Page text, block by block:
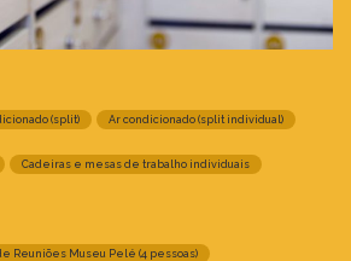
(split) Ar condicionado (split individual)
Cadeiras e mesas de trabalho individuais
Reuniões Museu Pelé (4 pessoas)